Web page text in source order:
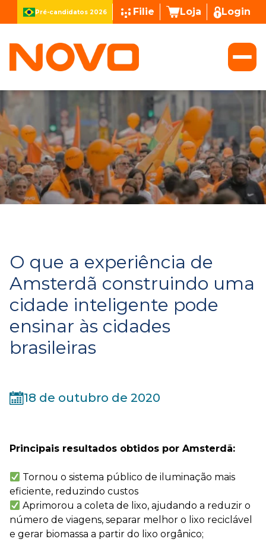
Pré-candidatos 2026 Filie Loja Login
O que a experiência de
Amsterdã construindo uma
cidade inteligente pode
ensinar às cidades
brasileiras
18 de outubro de 2020
Principais resultados obtidos por Amsterdã:
Tornou o sistema público de iluminação mais
eficiente, reduzindo custos
Aprimorou a coleta de lixo, ajudando a reduzir o
número de viagens, separar melhor o lixo reciclável
e gerar biomassa a partir do lixo orgânico;